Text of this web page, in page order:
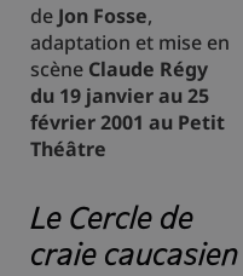
de Jon Fosse,
adaptation et mise en
scène Claude Régy
du 19 janvier au 25
février 2001 au Petit
Théâtre
Le Cercle de
craie caucasien